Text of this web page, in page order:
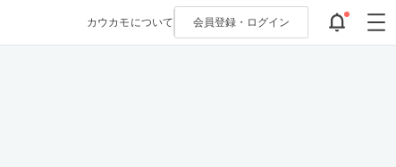
カウカモについて 会員登録・ ログイン